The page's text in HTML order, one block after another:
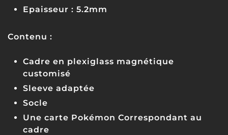
Epaisseur : 5.2mm
Contenu :
Cadre en plexiglass magnétique
customisé
Sleeve adaptée
Socle
Une carte Pokémon Correspondant au
cadre